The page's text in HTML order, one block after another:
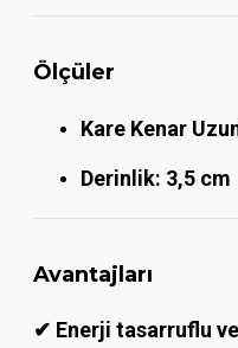
Ölçüler
Kare Kenar
Derinlik: 3,5 cm
Avantajları
✔ Enerji tasarruflu